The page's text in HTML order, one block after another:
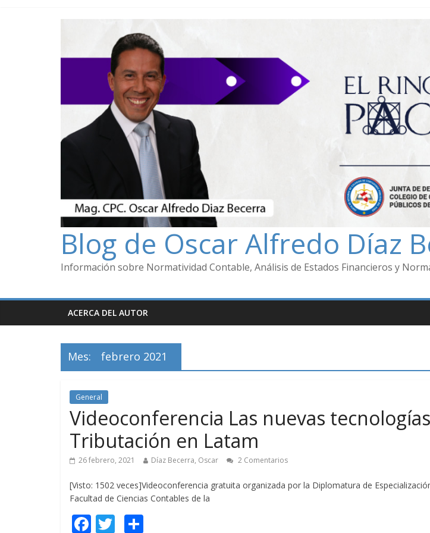
Blog de Oscar Alfredo Díaz
Información sobre Normatividad Contable, Análisis de Estados Financieros y
ACERCA DEL AUTOR
Mes: febrero 2021
General
Videoconferencia Las nuevas
Tributación en Latam
26 febrero, 2021 Díaz Becerra, Oscar 2 Comentarios
[Visto: 1502 veces]Videoconferencia gratuita organizada por la Diplomatura de
Facultad de Ciencias Contables de la
F T